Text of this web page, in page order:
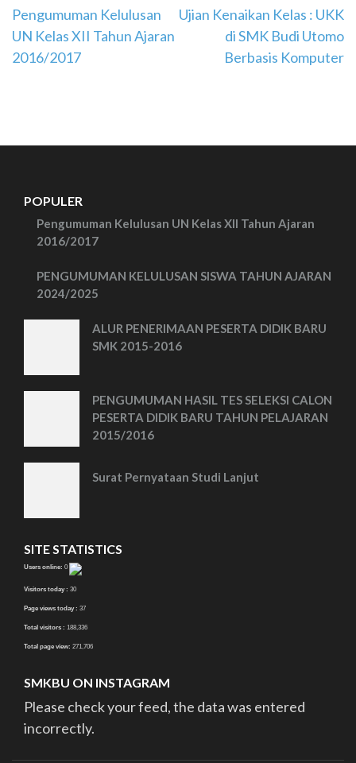
Navigasi
pos
Pengumuman Kelulusan
UN Kelas XII Tahun Ajaran
2016/2017
Ujian Kenaikan Kelas : UKK
di SMK Budi Utomo
Berbasis Komputer
POPULER
Pengumuman Kelulusan UN Kelas XII Tahun Ajaran
2016/2017
PENGUMUMAN KELULUSAN SISWA TAHUN AJARAN
2024/2025
ALUR PENERIMAAN PESERTA DIDIK BARU
SMK 2015-2016
PENGUMUMAN HASIL TES SELEKSI CALON
PESERTA DIDIK BARU TAHUN PELAJARAN
2015/2016
Surat Pernyataan Studi Lanjut
SITE STATISTICS
Users online: 0
Visitors today : 30
Page views today : 37
Total visitors : 188,336
Total page view: 271,706
SMKBU ON INSTAGRAM
Please check your feed, the data was entered
incorrectly.